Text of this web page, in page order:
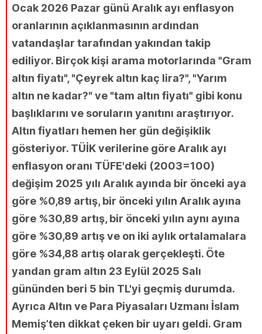
Ocak 2026 Pazar günü Aralık ayı enflasyon
oranlarının açıklanmasının ardından
vatandaşlar tarafından yakından takip
ediliyor. Birçok kişi arama motorlarında "Gram
altın fiyatı", "Çeyrek altın kaç lira?", "Yarım
altın ne kadar?" ve "tam altın fiyatı" gibi konu
başlıklarını ve soruların yanıtını araştırıyor.
Altın fiyatları hemen her gün değişiklik
gösteriyor. TÜİK verilerine göre Aralık ayı
enflasyon oranı TÜFE'deki (2003=100)
değişim 2025 yılı Aralık ayında bir önceki aya
göre %0,89 artış, bir önceki yılın Aralık ayına
göre %30,89 artış, bir önceki yılın aynı ayına
göre %30,89 artış ve on iki aylık ortalamalara
göre %34,88 artış olarak gerçekleşti. Öte
yandan gram altın 23 Eylül 2025 Salı
gününden beri 5 bin TL'yi geçmiş durumda.
Ayrıca Altın ve Para Piyasaları Uzmanı İslam
Memiş’ten dikkat çeken bir uyarı geldi. Gram